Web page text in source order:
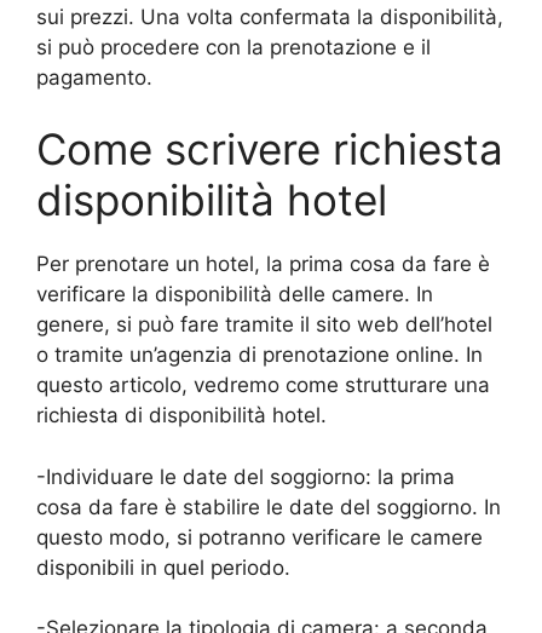
sui prezzi. Una volta confermata la disponibilità,
si può procedere con la prenotazione e il
pagamento.
Come scrivere richiesta
disponibilità hotel
Per prenotare un hotel, la prima cosa da fare è
verificare la disponibilità delle camere. In
genere, si può fare tramite il sito web dell’hotel
o tramite un’agenzia di prenotazione online. In
questo articolo, vedremo come strutturare una
richiesta di disponibilità hotel.
-Individuare le date del soggiorno: la prima
cosa da fare è stabilire le date del soggiorno. In
questo modo, si potranno verificare le camere
disponibili in quel periodo.
-Selezionare la tipologia di camera: a seconda